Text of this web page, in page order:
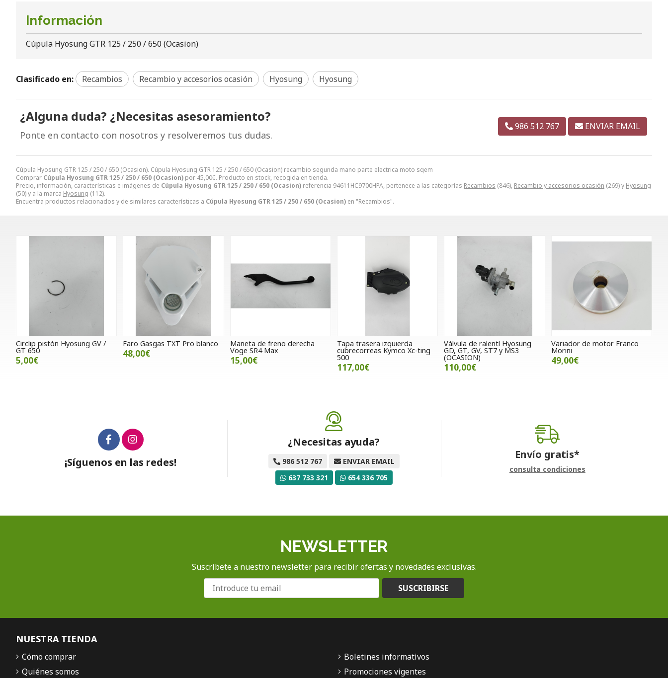
Cúpula Hyosung GTR 125 / 250 / 650 (Ocasion). Cúpula Hyosung GTR 125 / 250 / 650 (Ocasion) recambio segunda mano parte electrica moto sqem
Comprar Cúpula Hyosung GTR 125 / 250 / 650 (Ocasion) por 45,00€. Producto en stock, recogida en tienda.
Precio, información, características e imágenes de Cúpula Hyosung GTR 125 / 250 / 650 (Ocasion) referencia 94611HC9700HPA, pertenece a las categorías Recambios (846), Recambio y accesorios ocasión (269) y Hyosung
(50) y a la marca Hyosung (112).
Encuentra productos relacionados y de similares características a Cúpula Hyosung GTR 125 / 250 / 650 (Ocasion) en "Recambios".
Información
Cúpula Hyosung GTR 125 / 250 / 650 (Ocasion)
Clasificado en: Recambios Recambio y accesorios ocasión Hyosung Hyosung
¿Alguna duda? ¿Necesitas asesoramiento?
Ponte en contacto con nosotros y resolveremos tus dudas.
986 512 767 ENVIAR EMAIL
Circlip pistón Hyosung GV /
GT 650
5,00€
Faro Gasgas TXT Pro blanco
48,00€
Maneta de freno derecha
Voge SR4 Max
15,00€
Tapa trasera izquierda
cubrecorreas Kymco Xc-ting
500
117,00€
Válvula de ralentí Hyosung
GD, GT, GV, ST7 y MS3
(OCASION)
110,00€
Variador de motor Franco
Morini
49,00€
¡Síguenos en las redes!
¿Necesitas ayuda?
986 512 767
ENVIAR EMAIL
637 733 321
654 336 705
Envío gratis*
consulta condiciones
NEWSLETTER
Suscríbete a nuestro newsletter para recibir ofertas y novedades exclusivas.
SUSCRIBIRSE
NUESTRA TIENDA
Cómo comprar
Quiénes somos
Boletines informativos
Promociones vigentes